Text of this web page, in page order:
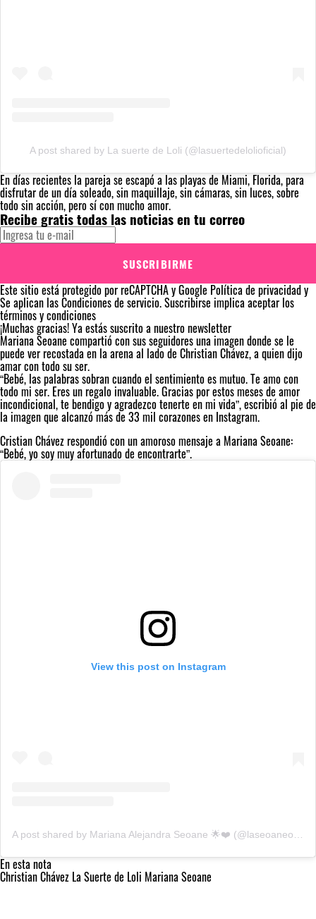
A post shared by La suerte de Loli (@lasuertedelolioficial)
En días recientes la pareja se escapó a las playas de Miami, Florida, para
disfrutar de un día soleado, sin maquillaje, sin cámaras, sin luces, sobre
todo sin acción, pero sí con mucho amor.
Recibe gratis todas las noticias en tu correo
SUSCRIBIRME
Este sitio está protegido por reCAPTCHA y Google Política de privacidady
Se aplican lasCondiciones de servicio. Suscribirse implica aceptar los
términos y condiciones
¡Muchas gracias!Ya estás suscrito a nuestro newsletter
Mariana Seoane compartió con sus seguidores una imagen donde se le
puede ver recostada en la arena al lado de Christian Chávez, a quien dijo
amar con todo su ser.
“Bebé, las palabras sobran cuando el sentimiento es mutuo. Te amo con
todo mi ser. Eres un regalo invaluable. Gracias por estos meses de amor
incondicional, te bendigo y agradezco tenerte en mi vida”, escribió al pie de
la imagen que alcanzó más de 33 mil corazones en Instagram.
Cristian Chávez respondió con un amoroso mensaje a Mariana Seoane:
“Bebé, yo soy muy afortunado de encontrarte”.
View this post on Instagram
A post shared by Mariana Alejandra Seoane 🌟❤️ (@laseoaneoficial)
En esta nota
Christian Chávez La Suerte de Loli Mariana Seoane